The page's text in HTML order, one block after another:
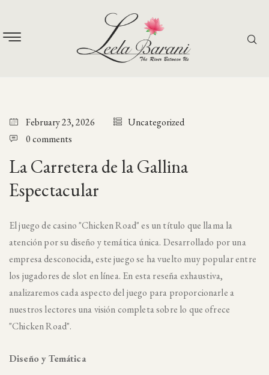
February 23, 2026
Uncategorized
0 comments
La Carretera de la Gallina
Espectacular
El juego de casino "Chicken Road" es un título que llama la
atención por su diseño y temática única. Desarrollado por una
empresa desconocida, este juego se ha vuelto muy popular entre
los jugadores de slot en línea. En esta reseña exhaustiva,
analizaremos cada aspecto del juego para proporcionarle a
nuestros lectores una visión completa sobre lo que ofrece
"Chicken Road".
Diseño y Temática